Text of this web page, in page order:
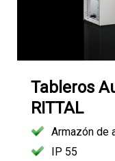
Tableros
RITTAL
Armazón de
IP 55